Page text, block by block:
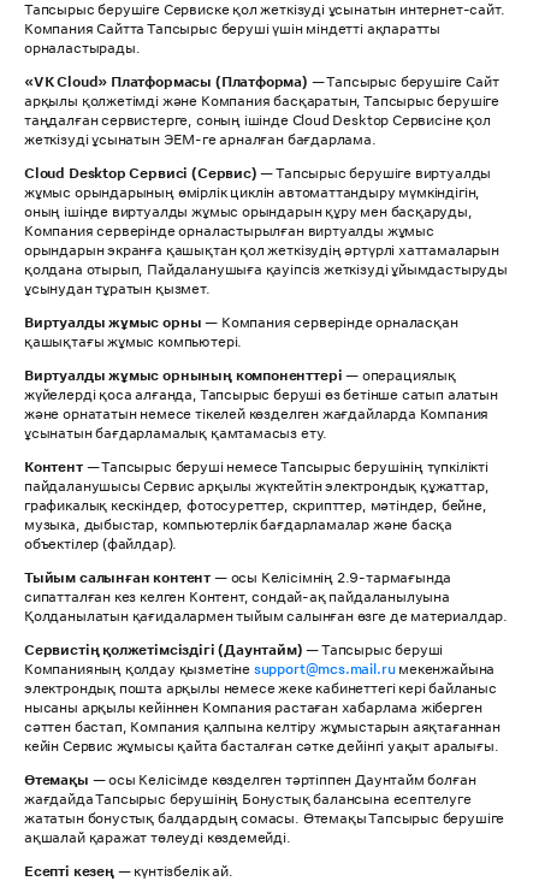
Тапсырыс берушіге Сервиске қол жеткізуді ұсынатын интернет-сайт.
Компания Сайтта Тапсырыс беруші үшін міндетті ақпаратты
орналастырады.
«VK Cloud» Платформасы (Платформа) — Тапсырыс берушіге Сайт
арқылы қолжетімді және Компания басқаратын, Тапсырыс берушіге
таңдалған сервистерге, соның ішінде Cloud Desktop Сервисіне қол
жеткізуді ұсынатын ЭЕМ-ге арналған бағдарлама.
Cloud Desktop Сервисі (Сервис) — Тапсырыс берушіге виртуалды
жұмыс орындарының өмірлік циклін автоматтандыру мүмкіндігін,
оның ішінде виртуалды жұмыс орындарын құру мен басқаруды,
Компания серверінде орналастырылған виртуалды жұмыс
орындарын экранға қашықтан қол жеткізудің әртүрлі хаттамаларын
қолдана отырып, Пайдаланушыға қауіпсіз жеткізуді ұйымдастыруды
ұсынудан тұратын қызмет.
Виртуалды жұмыс орны — Компания серверінде орналасқан
қашықтағы жұмыс компьютері.
Виртуалды жұмыс орнының компоненттері — операциялық
жүйелерді қоса алғанда, Тапсырыс беруші өз бетінше сатып алатын
және орнататын немесе тікелей көзделген жағдайларда Компания
ұсынатын бағдарламалық қамтамасыз ету.
Контент— Тапсырыс беруші немесе Тапсырыс берушінің түпкілікті
пайдаланушысы Сервис арқылы жүктейтін электрондық құжаттар,
графикалық кескіндер, фотосуреттер, скрипттер, мәтіндер, бейне,
музыка, дыбыстар, компьютерлік бағдарламалар және басқа
объектілер (файлдар).
Тыйым салынған контент — осы Келісімнің 2.9-тармағында
сипатталған кез келген Контент, сондай-ақ пайдаланылуына
Қолданылатын қағидалармен тыйым салынған өзге де материалдар.
Сервистің қолжетімсіздігі (Даунтайм) — Тапсырыс беруші
Компанияның қолдау қызметіне support@mcs.mail.ruмекенжайына
электрондық пошта арқылы немесе жеке кабинеттегі кері байланыс
нысаны арқылы кейіннен Компания растаған хабарлама жіберген
сәттен бастап, Компания қалпына келтіру жұмыстарын аяқтағаннан
кейін Сервис жұмысы қайта басталған сәтке дейінгі уақыт аралығы.
Өтемақы — осы Келісімде көзделген тәртіппен Даунтайм болған
жағдайда Тапсырыс берушінің Бонустық балансына есептелуге
жататын бонустық балдардың сомасы. Өтемақы Тапсырыс берушіге
ақшалай қаражат төлеуді көздемейді.
Есепті кезең— күнтізбелік ай.